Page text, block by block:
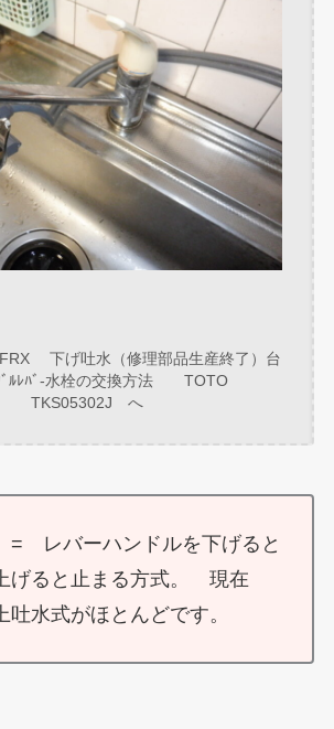
下げ吐水（修理部品生産終了）台
ﾞﾙﾚﾊﾞ-水栓の交換方法 TOTO
TKS05302J へ
レバーハンドルを下げると
げると止まる方式。 現在
吐水式がほとんどです。